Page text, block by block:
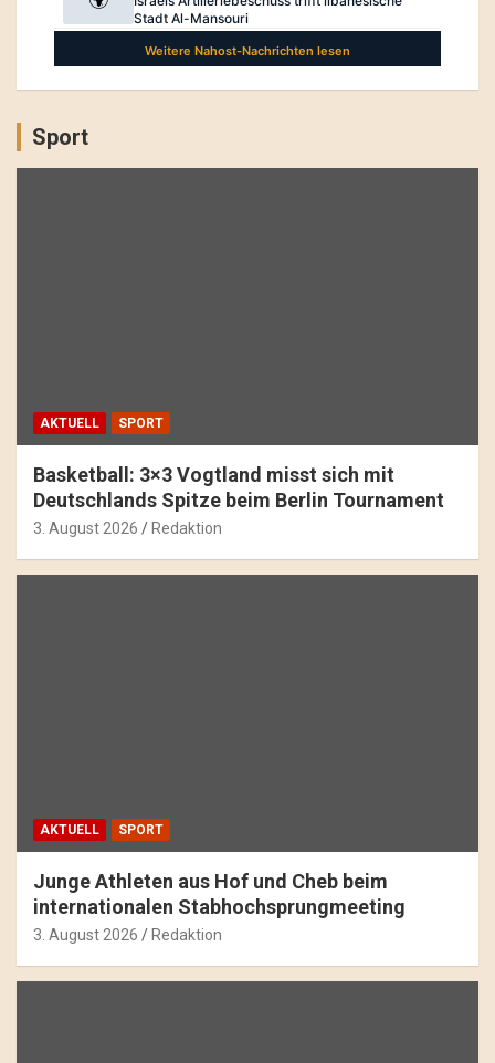
Sport
AKTUELL SPORT
Basketball: 3×3 Vogtland misst sich mit
Deutschlands Spitze beim Berlin Tournament
3. August 2026 Redaktion
AKTUELL SPORT
Junge Athleten aus Hof und Cheb beim
internationalen Stabhochsprungmeeting
3. August 2026 Redaktion